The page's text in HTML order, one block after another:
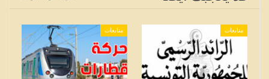
متابعات متابعات